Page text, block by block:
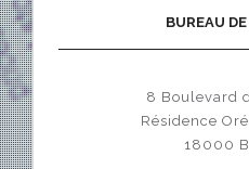
BUREAU
8 Boulevard
Résidence
18000